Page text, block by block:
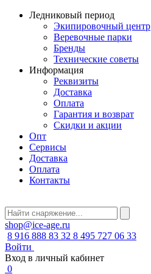
Ледниковый период
Экипировочный центр
Веревочные парки
Бренды
Технические советы
Информация
Реквизиты
Доставка
Оплата
Гарантия и возврат
Скидки и акции
Опт
Сервисы
Доставка
Оплата
Контакты
shop@ice-age.ru
8 916 888 83 32 8 495 727 06 33
Войти
Вход в личный кабинет
0